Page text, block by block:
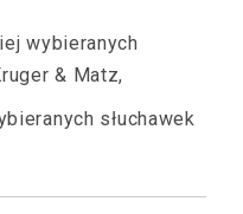
wybieranych
& Matz,
słuchawek